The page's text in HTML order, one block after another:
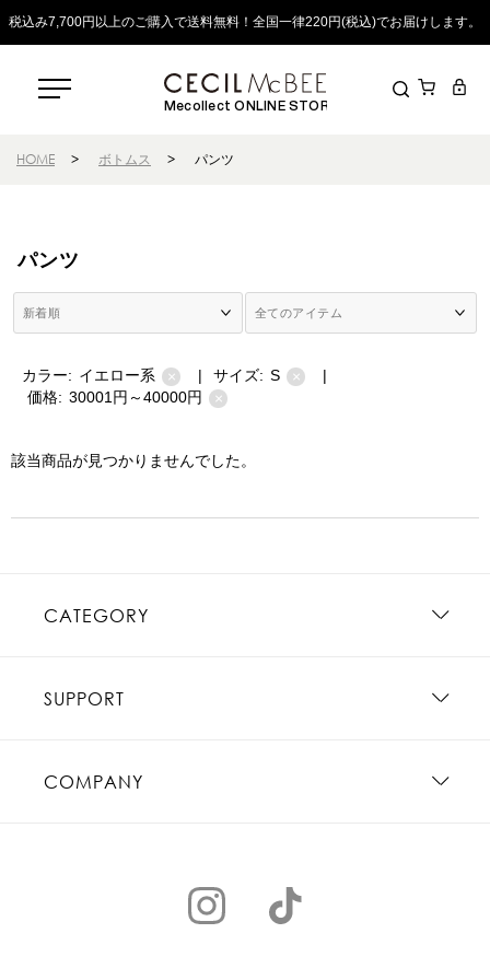
税込み7,700円以上のご購入で送料無料！全国一律220円(税込)でお届けします。
Mecollect ONLINE STORE
HOME > ボトムス > パンツ
パンツ
カラー: イエロー系 × | サイズ: S ×
|
価格: 30001円～40000円 ×
該当商品が見つかりませんでした。
CATEGORY
SUPPORT
COMPANY